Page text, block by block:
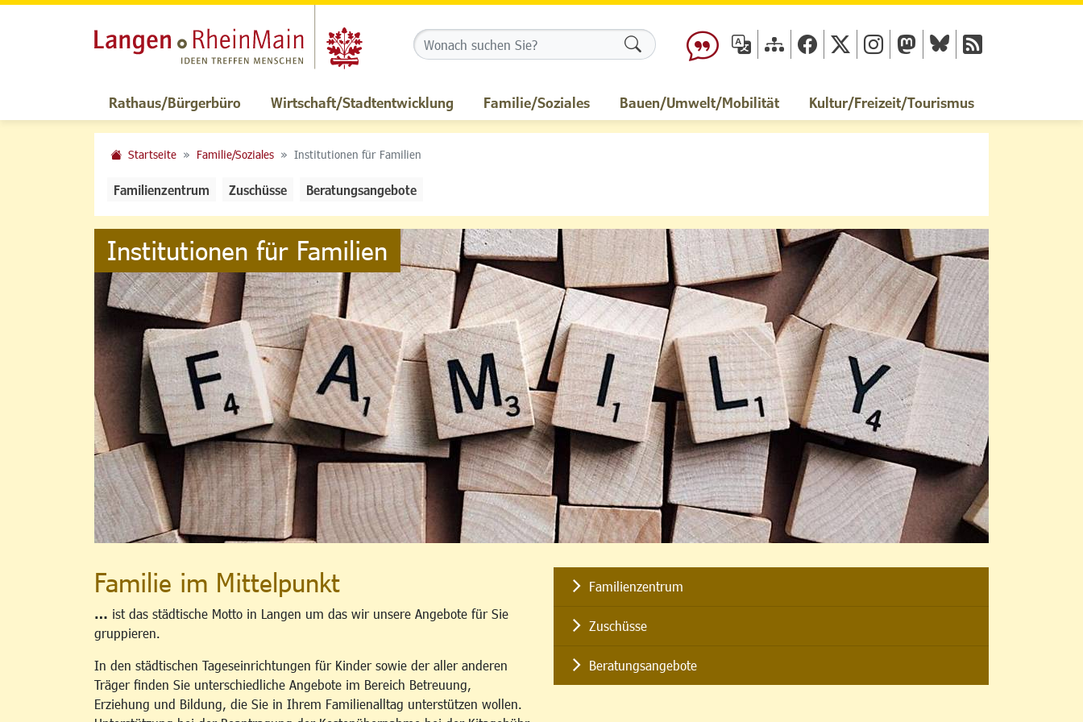
Formularschaltfläche
Rathaus/Bürgerbüro Wirtschaft/Stadtentwicklung Familie/Soziales Bauen/Umwelt/Mobilität Kultur/Freizeit/Tourismus
Startseite Familie/Soziales Institutionen für Familien
Familienzentrum Zuschüsse Beratungsangebote
Institutionen für Familien
Familie im Mittelpunkt
… ist das städtische Motto in Langen um das wir unsere Angebote für Sie
gruppieren.
In den städtischen Tageseinrichtungen für Kinder sowie der aller anderen
Träger finden Sie unterschiedliche Angebote im Bereich Betreuung,
Erziehung und Bildung, die Sie in Ihrem Familienalltag unterstützen wollen.
Familienzentrum
Zuschüsse
Beratungsangebote